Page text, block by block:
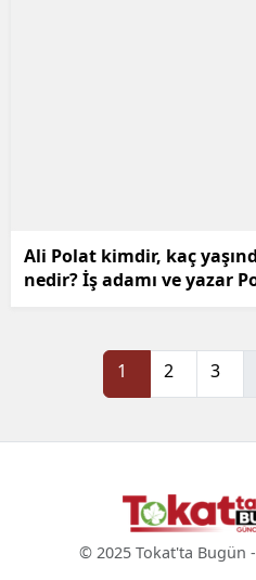
Ali Polat kimdir, kaç
nedir? İş adamı ve yazar
1 2 3
© 2025 Tokat'ta Bugün -